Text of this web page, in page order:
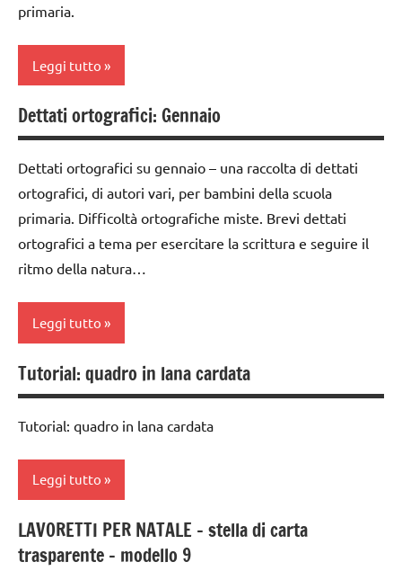
LIBRI E
TUTTI GLI
ARGOMENTI
TUTTI GLI
ARTICOLI
3a
classe
classe
dettati /
feste e
dettati
Epifania
DELL'ANNO
PER ETA'
TUTTI GLI
primaria.
Leggi tutto
classe
1a
classe
2a
3a
classi
1a-5a
dai
6
dettati
/ anno e
dettati
Dettati ortografici: Gennaio
Dettati ortografici su gennaio – una raccolta di dettati
ortografici, di autori vari, per bambini della scuola
primaria. Difficoltà ortografiche miste. Brevi dettati
ortografici a tema per esercitare la scrittura e seguire il
ritmo della natura…
Leggi tutto
classe
1a
classe
classe
4a
Tutorial: quadro in lana cardata
Tutorial: quadro in lana cardata
Leggi tutto
ARTE
IMMAGINE
LAVORETTI PER NATALE – stella di carta
trasparente – modello 9